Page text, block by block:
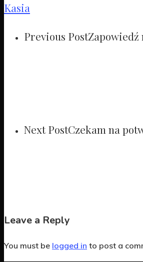
Kasia
Previous PostZapowiedź
Next PostCzekam na
Leave a Reply
You must be logged in to post a